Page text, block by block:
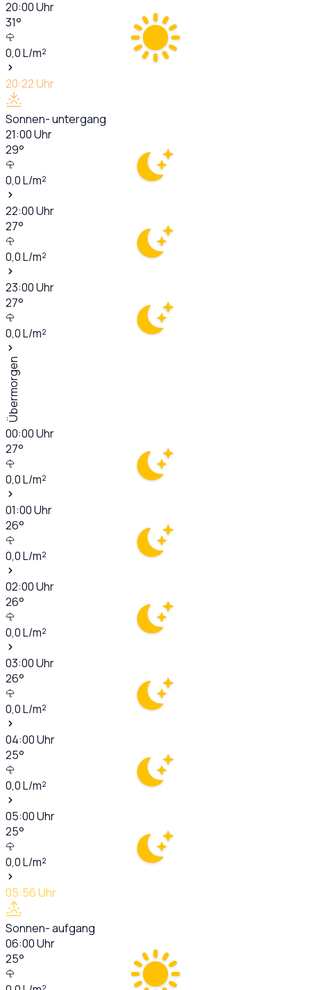
20:00Uhr
31°
0,0L/m²
20:22Uhr
Sonnen- untergang
21:00Uhr
29°
0,0L/m²
22:00Uhr
27°
0,0L/m²
23:00Uhr
27°
0,0L/m²
Übermorgen
00:00Uhr
27°
0,0L/m²
01:00Uhr
26°
0,0L/m²
02:00Uhr
26°
0,0L/m²
03:00Uhr
26°
0,0L/m²
04:00Uhr
25°
0,0L/m²
05:00Uhr
25°
0,0L/m²
05:56Uhr
Sonnen- aufgang
06:00Uhr
25°